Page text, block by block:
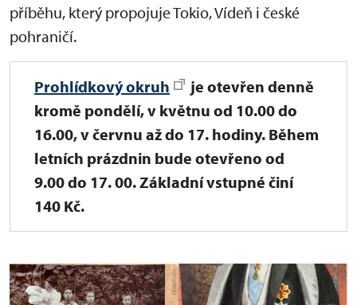
příběhu, který propojuje Tokio, Vídeň i české
pohraničí.
Prohlídkový okruh je otevřen denně
kromě pondělí, v květnu od 10.00 do
16.00, v červnu až do 17. hodiny. Během
letních prázdnin bude otevřeno od
9.00 do 17. 00. Základní vstupné činí
140 Kč.